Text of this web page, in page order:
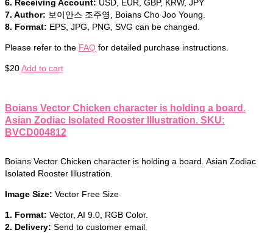
6. Receiving Account: USD, EUR, GBP, KRW, JPY
7. Author: 보이안스 조주영, Boians Cho Joo Young.
8. Format: EPS, JPG, PNG, SVG can be changed.
Please refer to the FAQ for detailed purchase instructions.
$20Add to cart
Boians Vector Chicken character is holding a board.
Asian Zodiac Isolated Rooster Illustration. SKU:
BVCD004812
Boians Vector Chicken character is holding a board. Asian Zodiac
Isolated Rooster Illustration.
Image Size: Vector Free Size
1. Format: Vector, AI 9.0, RGB Color.
2. Delivery: Send to customer email.